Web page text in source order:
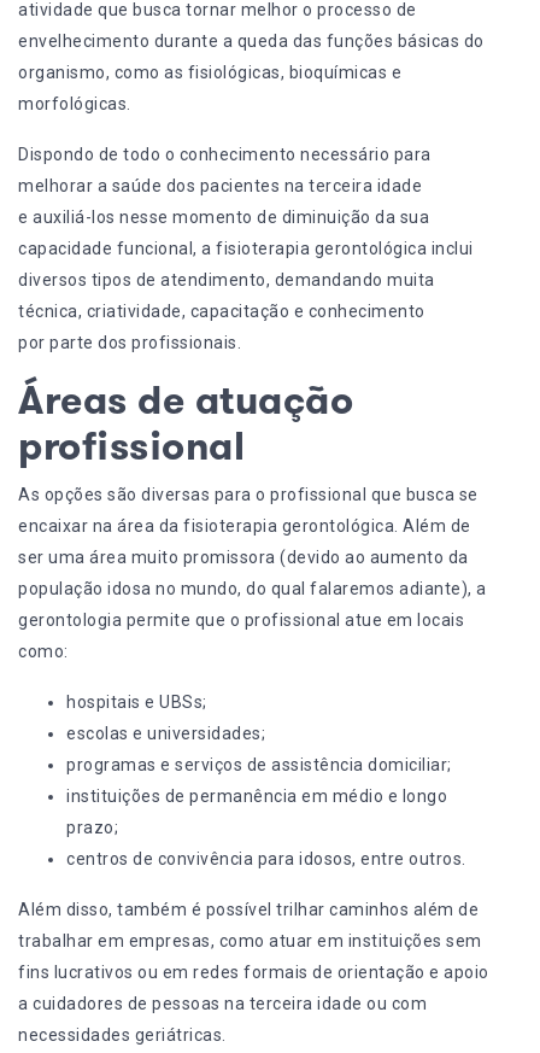
atividade que busca tornar melhor o processo de
envelhecimento durante a queda das funções básicas do
organismo, como as fisiológicas, bioquímicas e
morfológicas.
Dispondo de todo o conhecimento necessário para
melhorar a saúde dos pacientes na terceira idade
e auxiliá-los nesse momento de diminuição da sua
capacidade funcional, a fisioterapia gerontológica inclui
diversos tipos de atendimento, demandando muita
técnica, criatividade, capacitação e conhecimento
por parte dos profissionais.
Áreas de atuação
profissional
As opções são diversas para o profissional que busca se
encaixar na área da fisioterapia gerontológica. Além de
ser uma área muito promissora (devido ao aumento da
população idosa no mundo, do qual falaremos adiante), a
gerontologia permite que o profissional atue em locais
como:
hospitais e UBSs;
escolas e universidades;
programas e serviços de assistência domiciliar;
instituições de permanência em médio e longo
prazo;
centros de convivência para idosos, entre outros.
Além disso, também é possível trilhar caminhos além de
trabalhar em empresas, como atuar em instituições sem
fins lucrativos ou em redes formais de orientação e apoio
a cuidadores de pessoas na terceira idade ou com
necessidades geriátricas.